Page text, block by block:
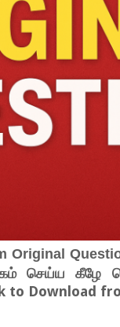
Original
செய்ய கீழே
to Download